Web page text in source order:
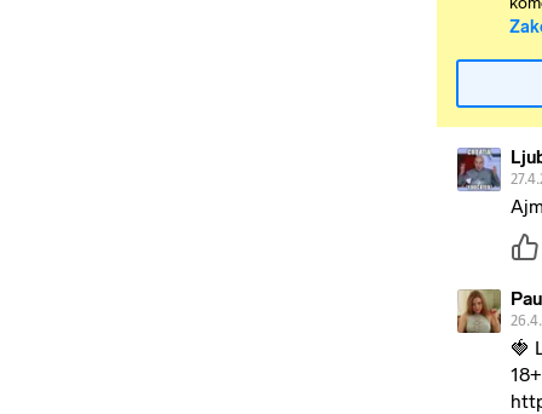
🍓